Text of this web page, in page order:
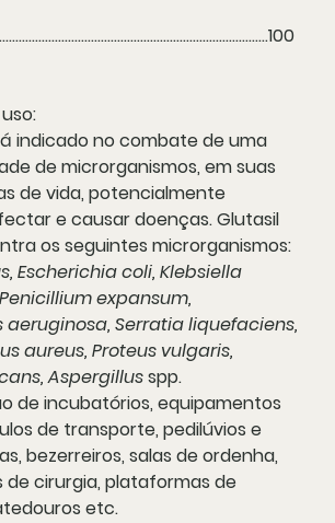
indicado no combate de uma
de microrganismos, em suas
de vida, potencialmente
e causar doenças. Glutasil
os seguintes microrganismos:
Escherichia coli, Klebsiella
expansum,
aeruginosa, Serratia liquefaciens,
aureus, Proteus vulgaris,
Aspergillusspp.
de incubatórios, equipamentos
de transporte, pedilúvios e
bezerreiros, salas de ordenha,
de cirurgia, plataformas de
etc.